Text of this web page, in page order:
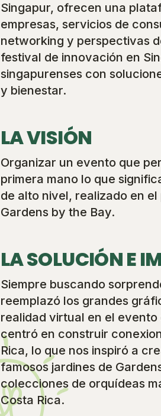
Singapur, ofrecen una
empresas, servicios de
networking y perspectivas
festival de innovación en
singapurenses con
y bienestar.
LA VISIÓN
Organizar un evento que
primera mano lo que
de alto nivel, realizado en
Gardens by the Bay.
LA SOLUCIÓN E
Siempre buscando
reemplazó los grandes
realidad virtual en el
centró en construir
Rica, lo que nos inspiró a
famosos jardines de
colecciones de orquídeas
Costa Rica.